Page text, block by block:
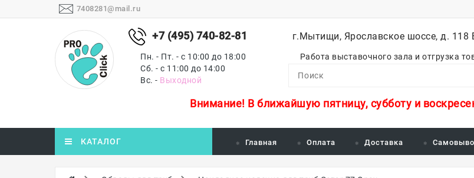
7408281@mail.ru
+7 (495) 740-82-81
Пн. - Пт. - с 10:00 до 18:00
Сб. - с 11:00 до 14:00
Вс. - Выходной
г.Мытищи, Ярославское шоссе, д. 118
Работа выставочного зала и отгрузка
Внимание! В ближайшую пятницу, субботу и
КАТАЛОГ Главная Оплата Доставка